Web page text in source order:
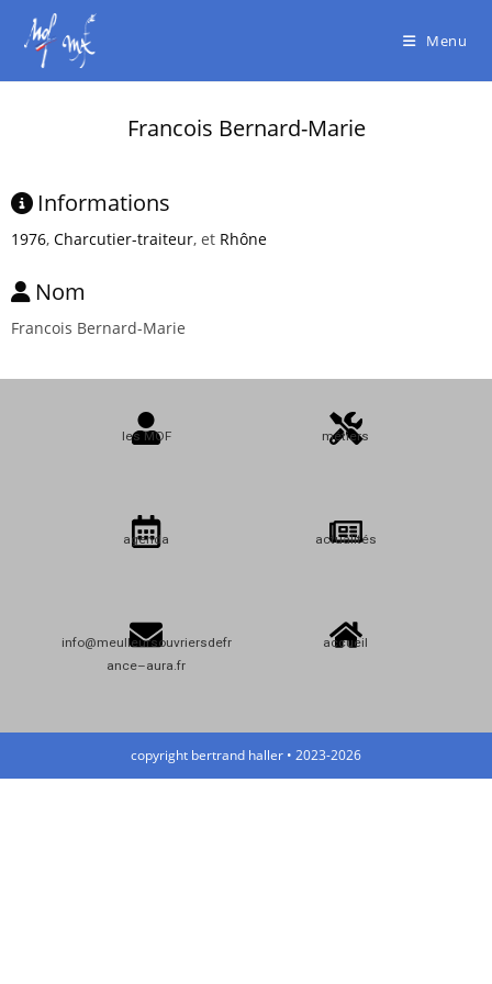
Menu
Francois Bernard-Marie
Informations
1976, Charcutier-traiteur, et Rhône
Nom
Francois Bernard-Marie
les MOF métiers
agenda actualités
info@meulleursouvriersdefr
ance–aura.fr
accueil
copyright bertrand haller • 2023-2026